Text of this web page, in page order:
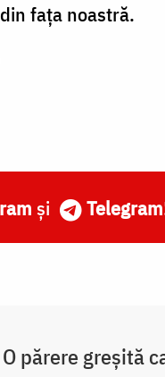
faţa noastră.
și Telegram
O părere greșită